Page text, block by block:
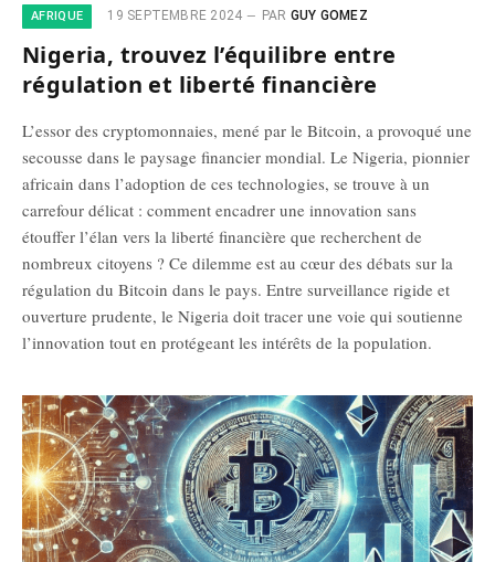
AFRIQUE 19 SEPTEMBRE 2024 PAR GUY GOMEZ
Nigeria, trouvez l’équilibre entre
régulation et liberté financière
L’essor des cryptomonnaies, mené par le Bitcoin, a provoqué une
secousse dans le paysage financier mondial. Le Nigeria, pionnier
africain dans l’adoption de ces technologies, se trouve à un
carrefour délicat : comment encadrer une innovation sans
étouffer l’élan vers la liberté financière que recherchent de
nombreux citoyens ? Ce dilemme est au cœur des débats sur la
régulation du Bitcoin dans le pays. Entre surveillance rigide et
ouverture prudente, le Nigeria doit tracer une voie qui soutienne
l’innovation tout en protégeant les intérêts de la population.